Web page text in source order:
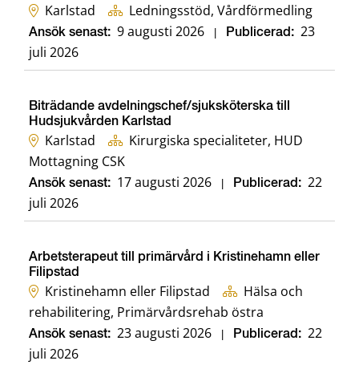
Karlstad Ledningsstöd, Vårdförmedling
Ansök senast: 9 augusti 2026 Publicerad: 23
juli 2026
Biträdande avdelningschef/sjuksköterska till
Hudsjukvården Karlstad
Karlstad
Kirurgiska specialiteter, HUD
Mottagning CSK
Ansök senast: 17 augusti 2026 Publicerad: 22
juli 2026
Arbetsterapeut till primärvård i Kristinehamn eller
Filipstad
Kristinehamn eller Filipstad
Hälsa och
rehabilitering, Primärvårdsrehab östra
Ansök senast: 23 augusti 2026 Publicerad: 22
juli 2026